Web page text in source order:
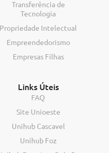
Transferência de
Tecnologia
Propriedade Intelectual
Empreendedorismo
Empresas Filhas
Links Úteis
FAQ
Site Unioeste
Unihub Cascavel
Unihub Foz